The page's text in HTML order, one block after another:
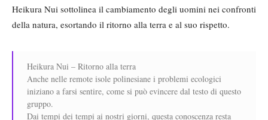
Heikura Nui sottolinea il cambiamento degli uomini nei confronti
della natura, esortando il ritorno alla terra e al suo rispetto.
Heikura Nui – Ritorno alla terra
Anche nelle remote isole polinesiane i problemi ecologici
iniziano a farsi sentire, come si può evincere dal testo di questo
gruppo.
Dai tempi dei tempi ai nostri giorni, questa conoscenza resta